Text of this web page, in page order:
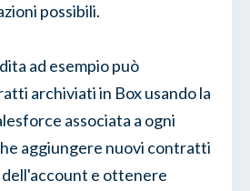
possibili.
ad esempio può
archiviati in Box usando la
associata a ogni
aggiungere nuovi contratti
e ottenere